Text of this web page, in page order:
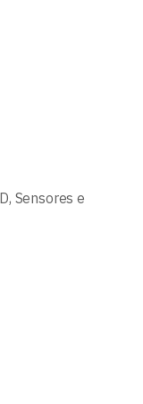
, Sensores e